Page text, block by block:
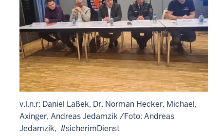
v.l.n.r: Daniel Laßek, Dr. Norman Hecker, Michael,
Axinger, Andreas Jedamzik /Foto: Andreas
Jedamzik, #sicherimDienst